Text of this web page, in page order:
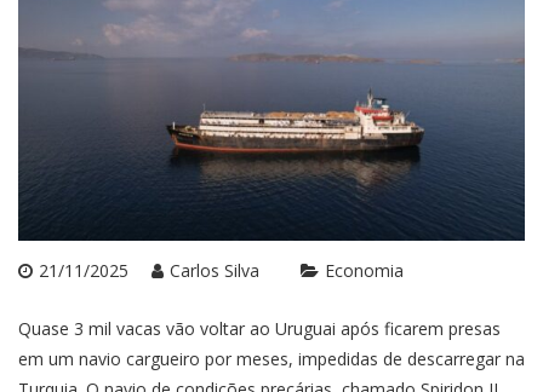
21/11/2025 Carlos Silva Economia
Quase 3 mil vacas vão voltar ao Uruguai após ficarem presas
em um navio cargueiro por meses, impedidas de descarregar na